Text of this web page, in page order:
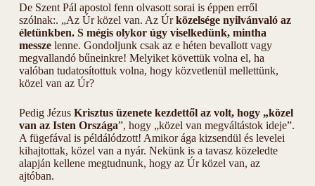
De Szent Pál apostol fenn olvasott sorai is éppen erről
szólnak:. „Az Úr közel van. Az Úrközelsége nyilvánvaló az
életünkben. S mégis olykor úgy viselkedünk, mintha
messzelenne. Gondoljunk csak az e héten bevallott vagy
megvallandó bűneinkre! Melyiket követtük volna el, ha
valóban tudatosítottuk volna, hogy közvetlenül mellettünk,
közel van az Úr?
Pedig Jézus Krisztus üzenete kezdettől az volt, hogy „közel
van az Isten Országa”, hogy „közel van megváltástok ideje”.
A fügefával is példálódzott! Amikor ága kizsendül és levelei
kihajtottak, közel van a nyár. Nekünk is a tavasz közeledte
alapján kellene megtudnunk, hogy az Úr közel van, az
ajtóban.